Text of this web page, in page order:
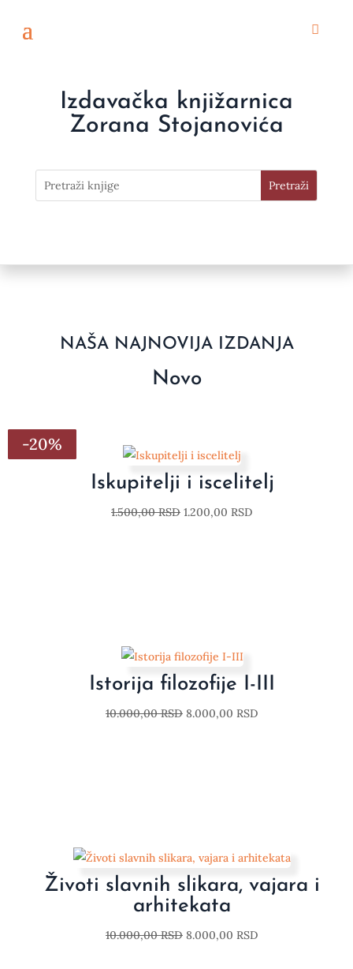
Izdavačka knjižarnica
Zorana Stojanovića
NAŠA NAJNOVIJA IZDANJA
Novo
-20%
Iskupitelji i iscelitelj
1.500,00RSD 1.200,00 RSD
-20%
Istorija filozofije I-III
10.000,00RSD 8.000,00 RSD
-20%
Životi slavnih slikara, vajara i
arhitekata
10.000,00RSD 8.000,00 RSD
-20%
-20%
-20%
-20%